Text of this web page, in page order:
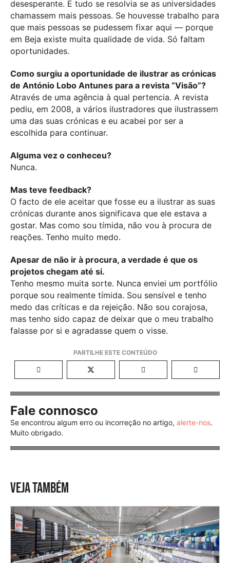
desesperante. E tudo se resolvia se as universidades
chamassem mais pessoas. Se houvesse trabalho para
que mais pessoas se pudessem fixar aqui — porque
em Beja existe muita qualidade de vida. Só faltam
oportunidades.
Como surgiu a oportunidade de ilustrar as crónicas
de António Lobo Antunes para a revista “Visão”?
Através de uma agência à qual pertencia. A revista
pediu, em 2008, a vários ilustradores que ilustrassem
uma das suas crónicas e eu acabei por ser a
escolhida para continuar.
Alguma vez o conheceu?
Nunca.
Mas teve feedback?
O facto de ele aceitar que fosse eu a ilustrar as suas
crónicas durante anos significava que ele estava a
gostar. Mas como sou tímida, não vou à procura de
reações. Tenho muito medo.
Apesar de não ir à procura, a verdade é que os
projetos chegam até si.
Tenho mesmo muita sorte. Nunca enviei um portfólio
porque sou realmente tímida. Sou sensível e tenho
medo das críticas e da rejeição. Não sou corajosa,
mas tenho sido capaz de deixar que o meu trabalho
falasse por si e agradasse quem o visse.
Fale connosco
Se encontrou algum erro ou incorreção no artigo, alerte-nos.
Muito obrigado.
VEJA TAMBÉM